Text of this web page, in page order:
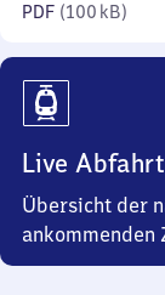
PDF (100 kB)
Live
Übersicht der
ankommenden